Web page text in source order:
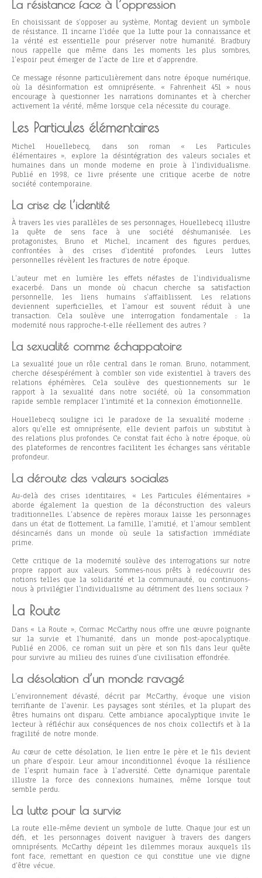
La résistance face à l’oppression
En choisissant de s’opposer au système, Montag devient un symbole
de résistance. Il incarne l’idée que la lutte pour la connaissance et
la vérité est essentielle pour préserver notre humanité. Bradbury
nous rappelle que même dans les moments les plus sombres,
l’espoir peut émerger de l’acte de lire et d’apprendre.
Ce message résonne particulièrement dans notre époque numérique,
où la désinformation est omniprésente. « Fahrenheit 451 » nous
encourage à questionner les narrations dominantes et à chercher
activement la vérité, même lorsque cela nécessite du courage.
Les Particules élémentaires
Michel Houellebecq, dans son roman « Les Particules
élémentaires », explore la désintégration des valeurs sociales et
humaines dans un monde moderne en proie à l’individualisme.
Publié en 1998, ce livre présente une critique acerbe de notre
société contemporaine.
La crise de l’identité
À travers les vies parallèles de ses personnages, Houellebecq illustre
la quête de sens face à une société déshumanisée. Les
protagonistes, Bruno et Michel, incarnent des figures perdues,
confrontées à des crises d’identité profondes. Leurs luttes
personnelles révèlent les fractures de notre époque.
L’auteur met en lumière les effets néfastes de l’individualisme
exacerbé. Dans un monde où chacun cherche sa satisfaction
personnelle, les liens humains s’affaiblissent. Les relations
deviennent superficielles, et l’amour est souvent réduit à une
transaction. Cela soulève une interrogation fondamentale : la
modernité nous rapproche-t-elle réellement des autres ?
La sexualité comme échappatoire
La sexualité joue un rôle central dans le roman. Bruno, notamment,
cherche désespérément à combler son vide existentiel à travers des
relations éphémères. Cela soulève des questionnements sur le
rapport à la sexualité dans notre société, où la consommation
rapide semble remplacer l’intimité et la connexion émotionnelle.
Houellebecq souligne ici le paradoxe de la sexualité moderne :
alors qu’elle est omniprésente, elle devient parfois un substitut à
des relations plus profondes. Ce constat fait écho à notre époque, où
des plateformes de rencontres facilitent les échanges sans véritable
profondeur.
La déroute des valeurs sociales
Au-delà des crises identitaires, « Les Particules élémentaires »
aborde également la question de la déconstruction des valeurs
traditionnelles. L’absence de repères moraux laisse les personnages
dans un état de flottement. La famille, l’amitié, et l’amour semblent
désincarnés dans un monde où seule la satisfaction immédiate
prime.
Cette critique de la modernité soulève des interrogations sur notre
propre rapport aux valeurs. Sommes-nous prêts à redécouvrir des
notions telles que la solidarité et la communauté, ou continuons-
nous à privilégier l’individualisme au détriment des liens sociaux ?
La Route
Dans « La Route », Cormac McCarthy nous offre une œuvre poignante
sur la survie et l’humanité, dans un monde post-apocalyptique.
Publié en 2006, ce roman suit un père et son fils dans leur quête
pour survivre au milieu des ruines d’une civilisation effondrée.
La désolation d’un monde ravagé
L’environnement dévasté, décrit par McCarthy, évoque une vision
terrifiante de l’avenir. Les paysages sont stériles, et la plupart des
êtres humains ont disparu. Cette ambiance apocalyptique invite le
lecteur à réfléchir aux conséquences de nos choix collectifs et à la
fragilité de notre monde.
Au cœur de cette désolation, le lien entre le père et le fils devient
un phare d’espoir. Leur amour inconditionnel évoque la résilience
de l’esprit humain face à l’adversité. Cette dynamique parentale
illustre la force des connexions humaines, même lorsque tout
semble perdu.
La lutte pour la survie
La route elle-même devient un symbole de lutte. Chaque jour est un
défi, et les personnages doivent naviguer à travers des dangers
omniprésents. McCarthy dépeint les dilemmes moraux auxquels ils
font face, remettant en question ce qui constitue une vie digne
d’être vécue.